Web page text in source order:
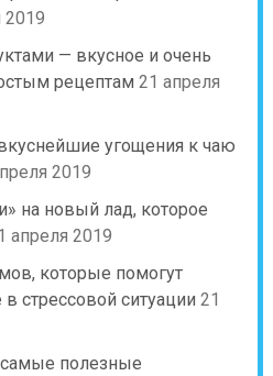
2019
— вкусное и очень
рецептам 21 апреля
угощения к чаю
2019
на новый лад, которое
апреля 2019
которые помогут
стрессовой ситуации 21
самые полезные